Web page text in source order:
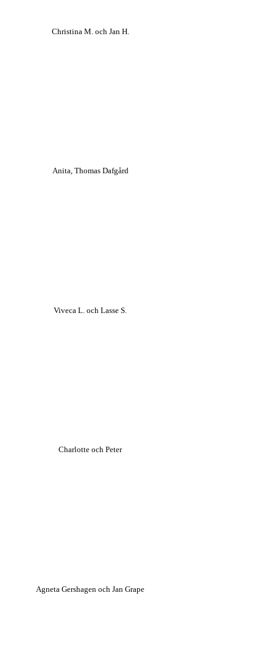
Christina M. och Jan H.
Anita, Thomas Dafgård
Viveca L. och Lasse S.
Charlotte och Peter
Agneta Gershagen och Jan Grape